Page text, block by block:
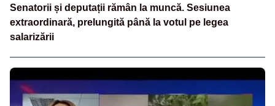
Senatorii și deputații rămân la muncă. Sesiunea
extraordinară, prelungită până la votul pe legea
salarizării